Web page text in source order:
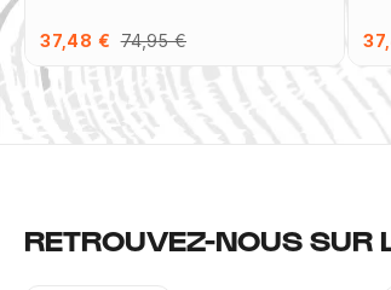
37,48 € 74,95 €
RETROUVEZ-NOUS SUR